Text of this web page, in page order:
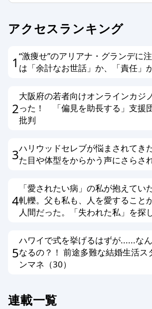
アクセスランキング
1 “激痩せ”のアリアナ・グランデに
は「余計なお世話」か、「責任」
2
大阪府の若者向けオンラインカジ
った！ 「偏見を助長する」支援
批判
3ハリウッドセレブが悩まされて
た目や体型をからかう声にさらさ
4
「愛されたい病」の私が抱えてい
軋轢。父も私も、人を愛すること
人間だった。「失われた私」を探
5
ハワイで式を挙げるはずが......な
なるの？！ 前途多難な結婚生活
ンマネ（30）
連載一覧